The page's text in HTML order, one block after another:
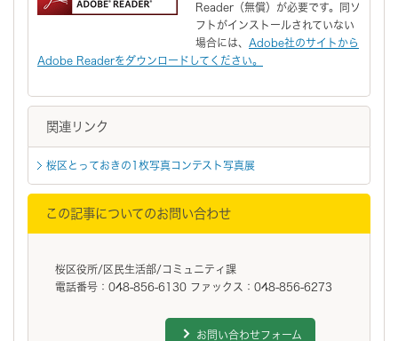
Reader（無償）が必要です。同ソ
フトがインストールされていない
場合には、 Adobe社のサイトから
Adobe Readerをダウンロードしてください。
関連リンク
桜区とっておきの1枚写真コンテスト写真展
この記事についてのお問い合わせ
桜区役所/区民生活部/コミュニティ課
電話番号：048-856-6130 ファックス：048-856-6273
お問い合わせフォーム